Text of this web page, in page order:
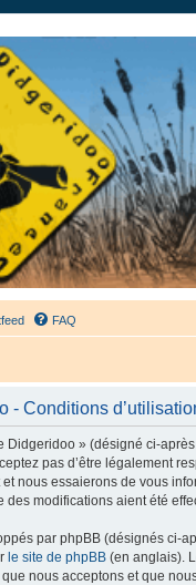
France Didgeridoo - retrouvez la
FAQ
- Conditions
Didgeridoo » (désigné ci-
pas d’être légalement
et nous essaierons de vous
des modifications aient été
par phpBB (désignés ci-
le site de phpBB (en anglais).
nous acceptons et que